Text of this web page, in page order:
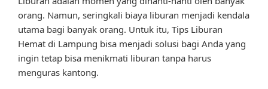
orang. Namun, seringkali biaya liburan menjadi kendala
utama bagi banyak orang. Untuk itu, Tips Liburan
Hemat di Lampung bisa menjadi solusi bagi Anda yang
ingin tetap bisa menikmati liburan tanpa harus
menguras kantong.